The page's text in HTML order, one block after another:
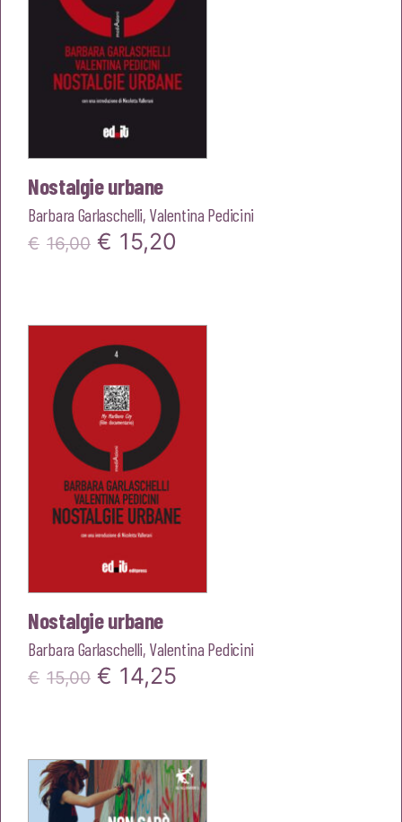
Nostalgie urbane
Barbara Garlaschelli, Valentina Pedicini
€ 16,00 Il
era:
€16,00.
€ 15,20
Nostalgie urbane
Barbara Garlaschelli, Valentina Pedicini
€ 15,00 Il
era:
€15,00.
€ 14,25
è:
€14,25.